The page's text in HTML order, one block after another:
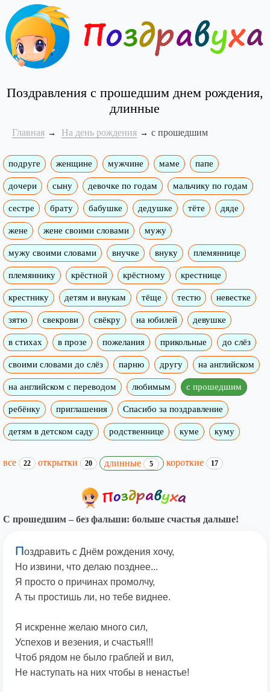
Поздравления с прошедшим днем рождения,
длинные
Главная На день рождения с прошедшим
подруге женщине мужчине маме папе
дочери сыну девочке по годам мальчику по годам
сестре брату бабушке дедушке тёте дяде
жене жене своими словами мужу
мужу своими словами внучке внуку племяннице
племяннику крёстной крёстному крестнице
крестнику детям и внукам тёще тестю невестке
зятю свекрови свёкру на юбилей девушке
в стихах в прозе пожелания прикольные до слёз
своими словами до слёз парню другу на английском
на английском с переводом любимым с прошедшим
ребёнку приглашения Спасибо за поздравление
детям в детском саду родственнице куме куму
все 22 открытки 20 длинные 5 короткие 17
С прошедшим – без фальши: больше счастья дальше!
Поздравить с Днём рождения хочу,
Но извини, что делаю позднее...
Я просто о причинах промолчу,
А ты простишь ли, но тебе виднее.
Я искренне желаю много сил,
Успехов и везения, и счастья!!!
Чтоб рядом не было граблей и вил,
Не наступать на них чтобы в ненастье!